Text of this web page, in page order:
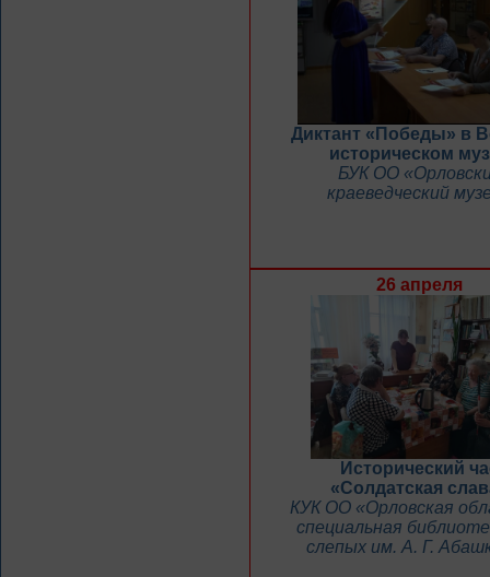
Диктант «Победы» в
историческом
БУК ОО
краеведческий
26 апреля
Исторический
«Солдатская
КУК ОО «Орловская
специальная
слепых им. А. Г.